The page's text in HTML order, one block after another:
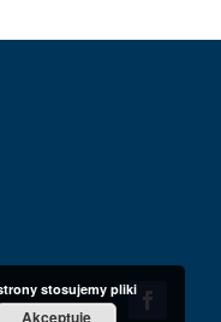
stosujemy pliki
Akceptuję